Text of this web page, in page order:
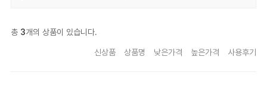
총 3개의 상품이 있습니다.
신상품 상품명 낮은가격 높은가격 사용후기